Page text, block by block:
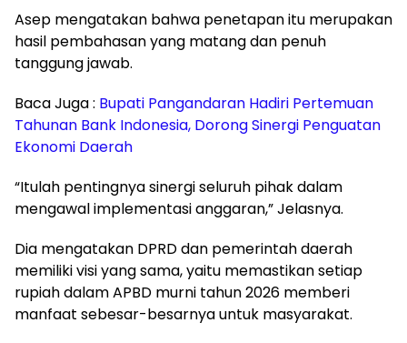
Asep mengatakan bahwa penetapan itu merupakan
hasil pembahasan yang matang dan penuh
tanggung jawab.
Baca Juga : Bupati Pangandaran Hadiri Pertemuan
Tahunan Bank Indonesia, Dorong Sinergi Penguatan
Ekonomi Daerah
“Itulah pentingnya sinergi seluruh pihak dalam
mengawal implementasi anggaran,” Jelasnya.
Dia mengatakan DPRD dan pemerintah daerah
memiliki visi yang sama, yaitu memastikan setiap
rupiah dalam APBD murni tahun 2026 memberi
manfaat sebesar-besarnya untuk masyarakat.